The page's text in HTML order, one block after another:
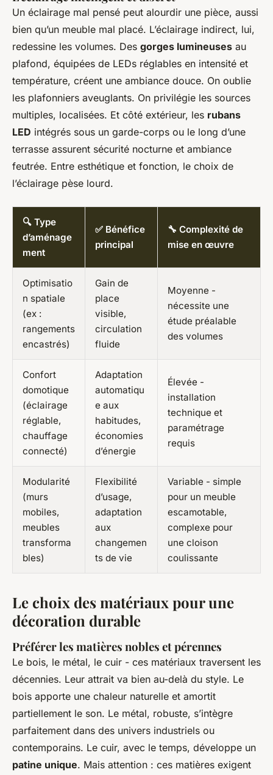
Un éclairage mal pensé peut alourdir une pièce, aussi
bien qu’un meuble mal placé. L’éclairage indirect, lui,
redessine les volumes. Des gorges lumineuses au
plafond, équipées de LEDs réglables en intensité et
température, créent une ambiance douce. On oublie
les plafonniers aveuglants. On privilégie les sources
multiples, localisées. Et côté extérieur, les rubans
LED intégrés sous un garde-corps ou le long d’une
terrasse assurent sécurité nocturne et ambiance
feutrée. Entre esthétique et fonction, le choix de
l’éclairage pèse lourd.
🔍 Type
d’aménage
ment
✅ Bénéfice
principal
🔧 Complexité de
mise en œuvre
Optimisatio
n spatiale
(ex :
rangements
encastrés)
Gain de
place
visible,
circulation
fluide
Moyenne -
nécessite une
étude préalable
des volumes
Confort
domotique
(éclairage
réglable,
chauffage
connecté)
Adaptation
automatiqu
e aux
habitudes,
économies
d’énergie
Élevée -
installation
technique et
paramétrage
requis
Modularité
(murs
mobiles,
meubles
transforma
bles)
Flexibilité
d’usage,
adaptation
aux
changemen
ts de vie
Variable - simple
pour un meuble
escamotable,
complexe pour
une cloison
coulissante
Le choix des matériaux pour une
décoration durable
Préférer les matières nobles et pérennes
Le bois, le métal, le cuir - ces matériaux traversent les
décennies. Leur attrait va bien au-delà du style. Le
bois apporte une chaleur naturelle et amortit
partiellement le son. Le métal, robuste, s’intègre
parfaitement dans des univers industriels ou
contemporains. Le cuir, avec le temps, développe un
patine unique. Mais attention : ces matières exigent